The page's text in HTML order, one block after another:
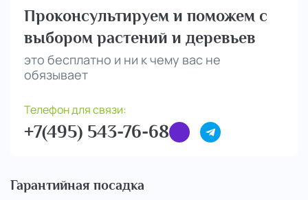
Проконсультируем и поможем с
выбором растений и деревьев
это бесплатно и ни к чему вас не
обязывает
Телефон для связи:
+7(495) 543-76-68
Гарантийная посадка